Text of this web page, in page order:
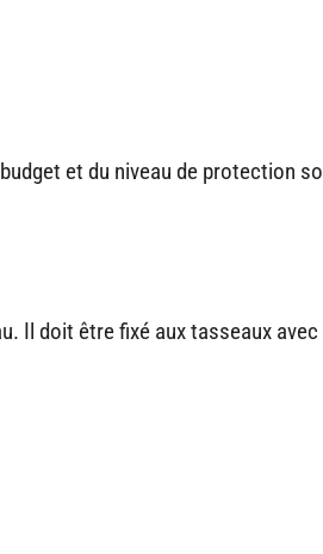
et du niveau de protection
Il doit être fixé aux tasseaux